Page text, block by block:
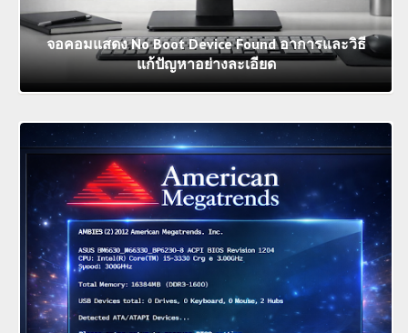
จอคอมแสดง No Boot Device Found อาการและวิธี
แก้ปัญหาอย่างละเอียด